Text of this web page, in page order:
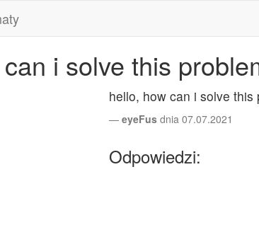
i solve this
hello, how can i solve
eyeFus dnia 07.07.2021
Odpowiedzi: